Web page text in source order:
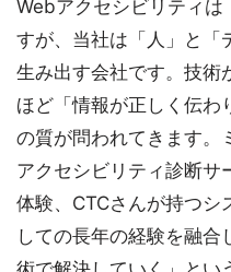
Webアクセシビリティは
すが、当社は「人」と「
生み出す会社です。技術
ほど「情報が正しく伝わ
の質が問われてきます。
アクセシビリティ診断サ
体験、CTCさんが持つシ
しての長年の経験を融合